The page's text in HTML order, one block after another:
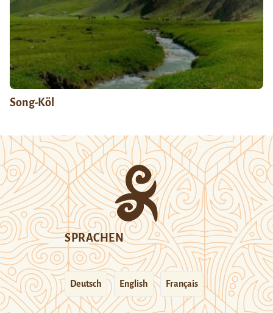
Song-Köl
SPRACHEN
Deutsch English Français